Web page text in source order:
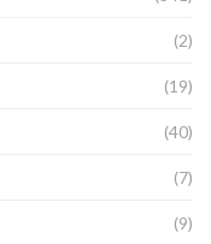
(2)
(19)
(40)
(7)
(9)